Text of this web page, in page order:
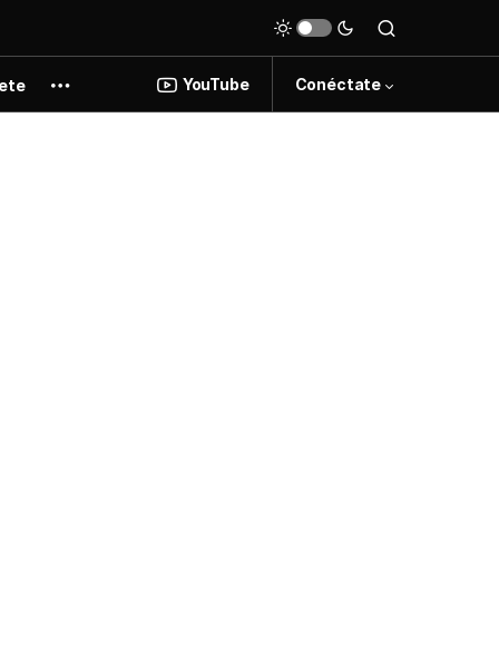
YouTube Conéctate